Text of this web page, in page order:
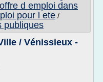
offre d emploi dans
pour l ete /
publiques
/ Vénissieux -